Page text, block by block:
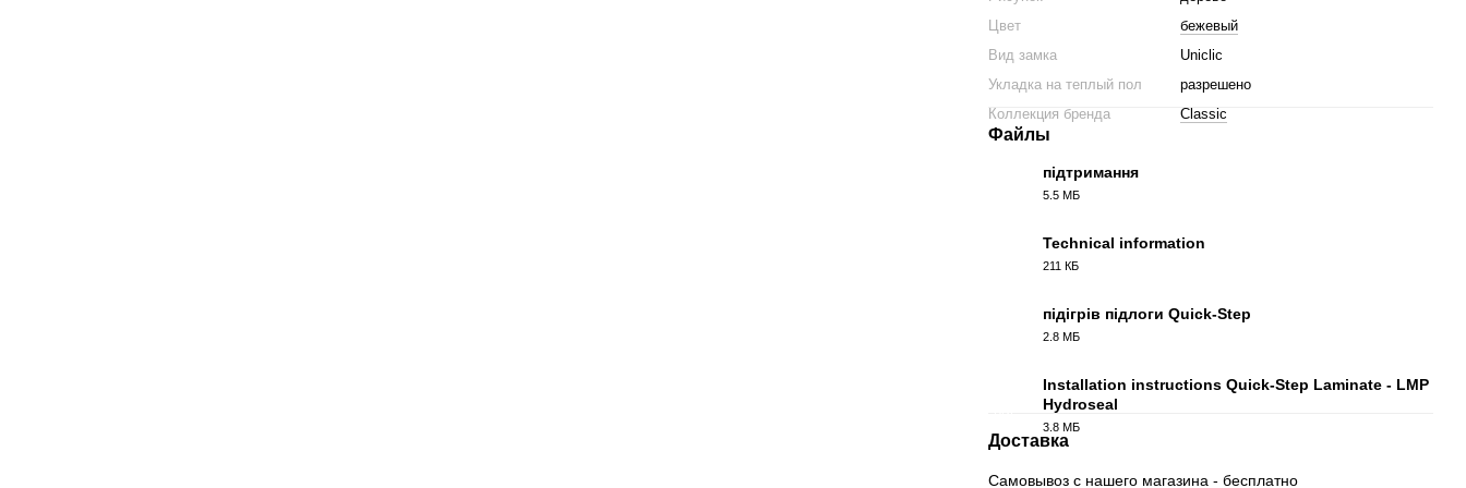
Цвет
бежевый
Вид замка
Uniclic
Укладка на теплый пол
разрешено
Коллекция бренда
Classic
Файлы
підтримання
5.5 МБ
Technical information
211 КБ
підігрів підлоги Quick-Step
2.8 МБ
Installation instructions Quick-Step Laminate - LMP
Hydroseal
3.8 МБ
Доставка
Самовывоз с нашего магазина - бесплатно